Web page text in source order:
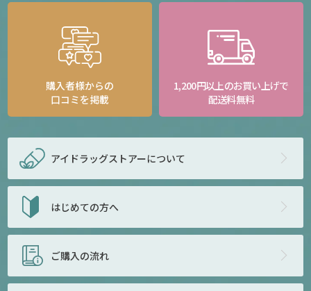
購入者様からの
口コミを掲載
1,200円以上のお買い上げで
配送料無料
アイドラッグストアーについて
はじめての方へ
ご購入の流れ